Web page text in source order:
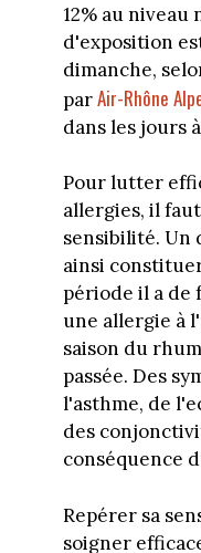
12% au niveau
d'exposition
dimanche,
parAir-Rhône
dans les jours
Pour lutter
allergies, il
sensibilité. Un
ainsi
période il a de
une allergie à
saison du
passée. Des
l'asthme, de
des
conséquence
Repérer sa
soigner